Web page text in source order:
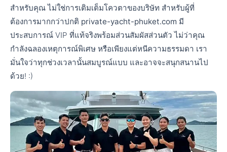
สำหรับคุณ ไม่ใช่การเติมเต็มโควตาของบริษัท สำหรับผู้ที่
ต้องการมากกว่าปกติ private-yacht-phuket.com มี
ประสบการณ์ VIP ที่แท้จริงพร้อมส่วนสัมผัสส่วนตัว ไม่ว่าคุณ
กำลังฉลองเหตุการณ์พิเศษ หรือเพียงแต่หนีความธรรมดา เรา
มั่นใจว่าทุกช่วงเวลานั้นสมบูรณ์แบบ และอาจจะสนุกสนานไป
ด้วย! :)